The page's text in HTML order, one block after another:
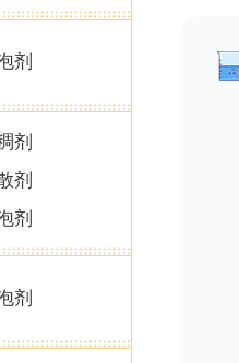
剂
剂
剂
剂
剂